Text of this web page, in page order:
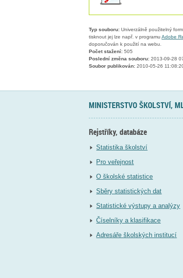
Typ souboru: Univerzálně použitelný
tisknout jej lze např. v programu Adobe
doporučován k použití na webu.
Počet stažení: 505
Poslední změna souboru: 2013-09-28
Soubor publikován: 2010-05-26
MINISTERSTVO ŠKOLSTVÍ,
Rejstříky, databáze
Statistika školství
Pro veřejnost
O školské statistice
Sběry statistických dat
Statistické výstupy a analýzy
Číselníky a klasifikace
Adresáře školských institucí